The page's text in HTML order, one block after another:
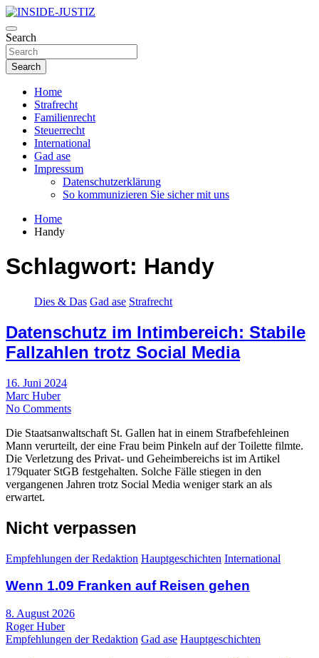
Skip
to
content
INSIDE-JUSTIZ
Investigativer Journalismus zur Dritten Gewalt
Search
Search
Home
Strafrecht
Familienrecht
Steuerrecht
International
Gad ase
Impressum
Datenschutzerklärung
So kommunizieren Sie sicher mit uns
Home
Handy
Schlagwort: Handy
Dies & Das Gad ase Strafrecht
Datenschutz im Intimbereich: Stabile
Fallzahlen trotz Social Media
16. Juni 2024
Marc Huber
No Comments
Die Staatsanwaltschaft St. Gallen hat in einem Strafbefehleinen
Mann verurteilt, der eine Frau beim Pinkeln auf der Toilette filmte.
Die Verletzung des Privat- und Geheimbereichs ist im Artikel
179quater StGB festgehalten. Solche Fälle stiegen in den
vergangenen Jahren trotz Social Media weniger stark an als
erwartet.
Nicht verpassen
Empfehlungen der Redaktion Hauptgeschichten International
Wenn 1.09 Franken auf Reisen gehen
8. August 2026
Roger Huber
Empfehlungen der Redaktion Gad ase Hauptgeschichten